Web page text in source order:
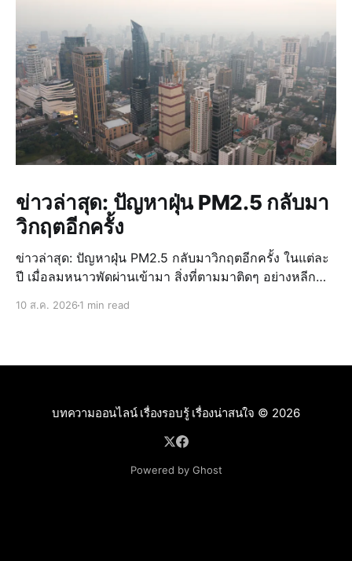
ข่าวล่าสุด: ปัญหาฝุ่น PM2.5 กลับมา
วิกฤตอีกครั้ง
ข่าวล่าสุด: ปัญหาฝุ่น PM2.5 กลับมาวิกฤตอีกครั้ง ในแต่ละ
ปี เมื่อลมหนาวพัดผ่านเข้ามา สิ่งที่ตามมาติดๆ อย่างหลีก
10 ส.ค. 2026 1 min read
บทความออนไลน์ เรื่องรอบรู้ เรื่องน่าสนใจ © 2026
Powered by Ghost